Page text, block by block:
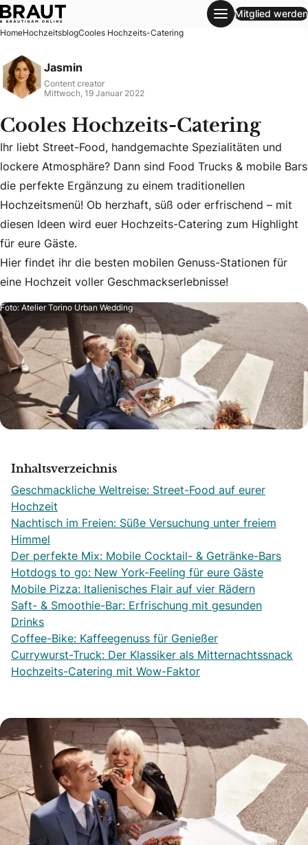
Cooles Hochzeits-Catering
Mitglied werden
HomeHochzeitsblogCooles Hochzeits-Catering
Jasmin
Content creator
Mittwoch, 19 Januar 2022
Cooles Hochzeits-Catering
Ihr liebt Street-Food, handgemachte Spezialitäten und
Hier findet ihr die besten mobilen Genuss-Stationen für
Ihr liebt Street-Food, handgemachte Spezialitäten und
lockere Atmosphäre? Dann sind Food Trucks & mobile Bars
die perfekte Ergänzung zu einem traditionellen
Hochzeitsmenü! Ob herzhaft, süß oder erfrischend – mit
diesen Ideen wird euer Hochzeits-Catering zum Highlight
für eure Gäste.
Hier findet ihr die besten mobilen Genuss-Stationen für
eine Hochzeit voller Geschmackserlebnisse!
Foto: Atelier Torino Urban Wedding
Inhaltsverzeichnis
Geschmackliche Weltreise: Street-Food auf eurer
Hochzeit
Nachtisch im Freien: Süße Versuchung unter freiem
Himmel
Der perfekte Mix: Mobile Cocktail- & Getränke-Bars
Hotdogs to go: New York-Feeling für eure Gäste
Mobile Pizza: Italienisches Flair auf vier Rädern
Saft- & Smoothie-Bar: Erfrischung mit gesunden
Drinks
Coffee-Bike: Kaffeegenuss für Genießer
Currywurst-Truck: Der Klassiker als Mitternachtssnack
Hochzeits-Catering mit Wow-Faktor